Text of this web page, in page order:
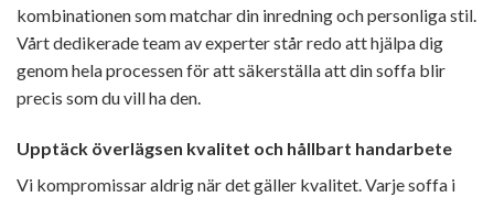
kombinationen som matchar din inredning och personliga stil.
Vårt dedikerade team av experter står redo att hjälpa dig
genom hela processen för att säkerställa att din soffa blir
precis som du vill ha den.
Upptäck överlägsen kvalitet och hållbart handarbete
Vi kompromissar aldrig när det gäller kvalitet. Varje soffa i